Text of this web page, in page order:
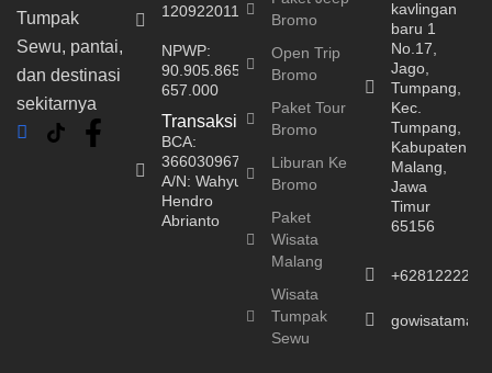
Tumpak
Sewu, pantai,
dan destinasi
sekitarnya
1209220113064
NPWP:
90.905.865.6-
657.000
Transaksi
BCA:
3660309674
A/N: Wahyu
Hendro
Abrianto
Bromo
Open Trip
Bromo
Paket Tour
Bromo
Liburan Ke
Bromo
Paket
Wisata
Malang
Wisata
Tumpak
Sewu
kavlingan
baru 1
No.17,
Jago,
Tumpang,
Kec.
Tumpang,
Kabupaten
Malang,
Jawa
Timur
65156